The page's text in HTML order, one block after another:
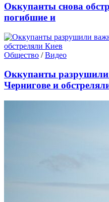
Оккупанты снова
погибшие и
Общество /Видео
Оккупанты
Чернигове и